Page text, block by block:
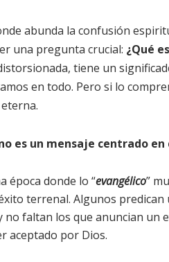
abunda la confusión
una pregunta crucial: ¿Qué
tiene un
en todo. Pero si lo
es un mensaje centrado
época donde lo “evangélico”
terrenal. Algunos
no faltan los que anuncian un
aceptado por Dios.